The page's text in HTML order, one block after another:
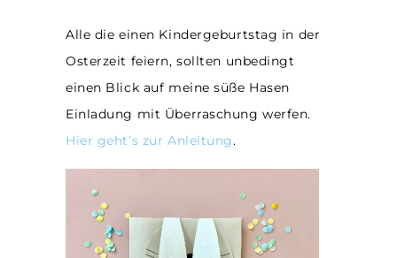
Alle die einen Kindergeburtstag in der
Osterzeit feiern, sollten unbedingt
einen Blick auf meine süße Hasen
Einladung mit Überraschung werfen.
Hier geht’s zur Anleitung.